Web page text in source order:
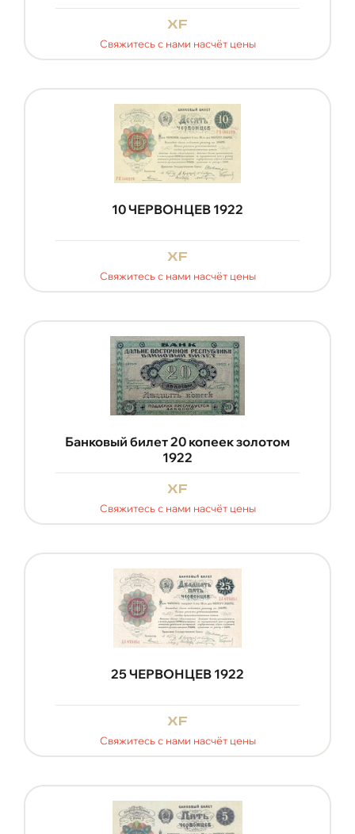
xf
Свяжитесь с нами насчёт цены
10 ЧЕРВОНЦЕВ 1922
xf
Свяжитесь с нами насчёт цены
Банковый билет 20 копеек золотом
1922
xf
Свяжитесь с нами насчёт цены
25 ЧЕРВОНЦЕВ 1922
xf
Свяжитесь с нами насчёт цены